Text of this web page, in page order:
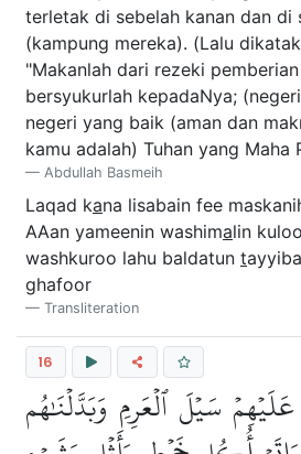
terletak di sebelah kanan dan di
(kampung mereka). (Lalu
"Makanlah dari rezeki
bersyukurlah kepadaNya;
negeri yang baik (aman dan
kamu adalah) Tuhan yang Maha
Abdullah Basmeih
Laqad kana lisabain fee
AAan yameenin washimalin
washkuroo lahu baldatun t
ghafoor
Transliteration
16
عَلَيۡهِمۡ سَيۡلَ ٱلۡعَرِمِ وَبَدَّلۡنَٰهُم